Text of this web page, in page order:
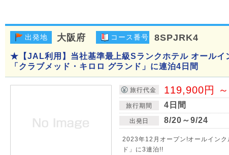
出発地 大阪府 コース番号 8SPJRK4
★【JAL利用】当社基準最上級Sランクホテル オールイ
「クラブメッド・キロロ グランド」に連泊4日間
旅行代金 119,900円
旅行期間 4日間
出発日 8/20～9/24
2023年12月オープン!オールイン
ド」に3連泊!!